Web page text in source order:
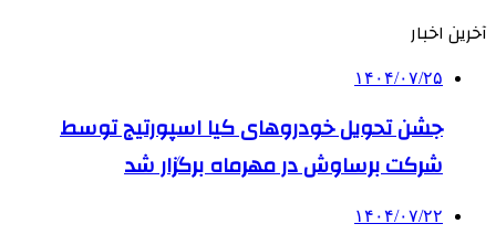
آخرین اخبار
۱۴۰۴/۰۷/۲۵
جشن تحویل خودروهای کیا اسپورتیج توسط
شرکت برساوش در مهرماه برگزار شد
۱۴۰۴/۰۷/۲۲